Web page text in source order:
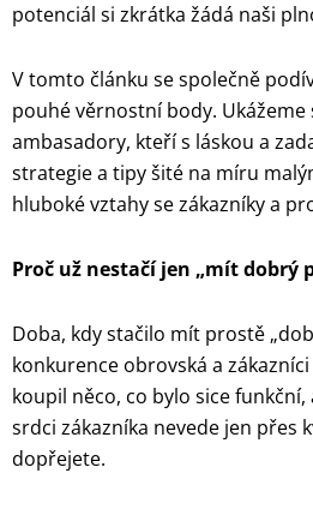
potenciál si zkrátka žádá naši
V tomto článku se společně
pouhé věrnostní body.
ambasadory, kteří s láskou a
strategie a tipy šité na míru
hluboké vztahy se zákazníky a
Proč už nestačí jen „mít dobrý
Doba, kdy stačilo mít prostě
konkurence obrovská a
koupil něco, co bylo sice
srdci zákazníka nevede jen přes
dopřejete.